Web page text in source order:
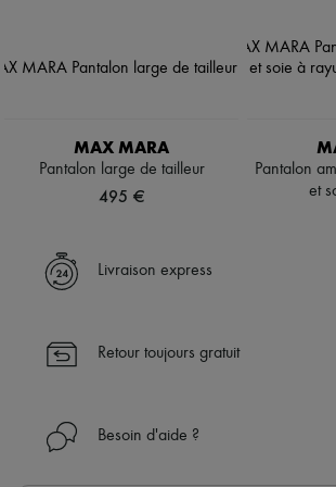
MAX MARA
Pantalon large de tailleur
495 €
Pantalon
et
Livraison express
Retour toujours gratuit
Besoin d'aide ?